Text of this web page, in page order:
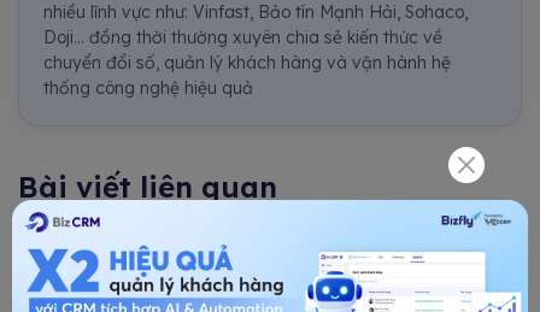
nhiều lĩnh vực như: Vinfast, Bảo tín Mạnh Hải, Sohaco,
Doji... đồng thời thường xuyên chia sẻ kiến thức về
chuyển đổi số, quản lý khách hàng và vận hành hệ
thống công nghệ hiệu quả
Bài viết liên quan
CRM tích hợp AI trong giáo dục: Xu hướng tất yếu
toàn cầu